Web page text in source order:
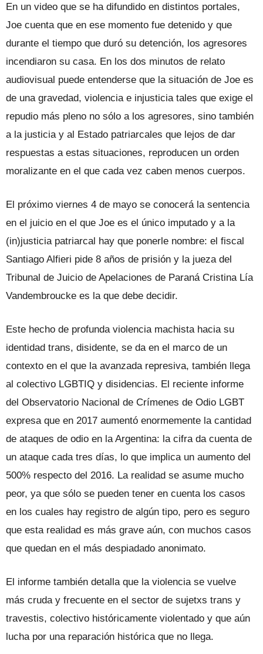
En un video que se ha difundido en distintos portales,
Joe cuenta que en ese momento fue detenido y que
durante el tiempo que duró su detención, los agresores
incendiaron su casa. En los dos minutos de relato
audiovisual puede entenderse que la situación de Joe es
de una gravedad, violencia e injusticia tales que exige el
repudio más pleno no sólo a los agresores, sino también
a la justicia y al Estado patriarcales que lejos de dar
respuestas a estas situaciones, reproducen un orden
moralizante en el que cada vez caben menos cuerpos.
El próximo viernes 4 de mayo se conocerá la sentencia
en el juicio en el que Joe es el único imputado y a la
(in)justicia patriarcal hay que ponerle nombre: el fiscal
Santiago Alfieri pide 8 años de prisión y la jueza del
Tribunal de Juicio de Apelaciones de Paraná Cristina Lía
Vandembroucke es la que debe decidir.
Este hecho de profunda violencia machista hacia su
identidad trans, disidente, se da en el marco de un
contexto en el que la avanzada represiva, también llega
al colectivo LGBTIQ y disidencias. El reciente informe
del Observatorio Nacional de Crímenes de Odio LGBT
expresa que en 2017 aumentó enormemente la cantidad
de ataques de odio en la Argentina: la cifra da cuenta de
un ataque cada tres días, lo que implica un aumento del
500% respecto del 2016. La realidad se asume mucho
peor, ya que sólo se pueden tener en cuenta los casos
en los cuales hay registro de algún tipo, pero es seguro
que esta realidad es más grave aún, con muchos casos
que quedan en el más despiadado anonimato.
El informe también detalla que la violencia se vuelve
más cruda y frecuente en el sector de sujetxs trans y
travestis, colectivo históricamente violentado y que aún
lucha por una reparación histórica que no llega.